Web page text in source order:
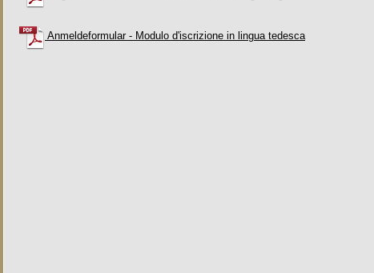
Anmeldeformular - Modulo d'iscrizione in lingua tedesca